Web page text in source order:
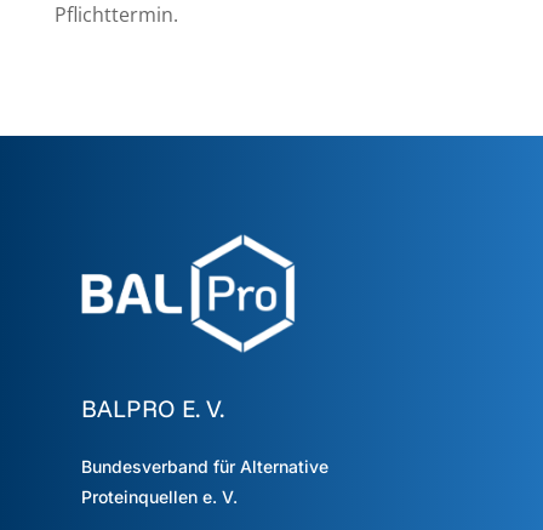
Pflichttermin.
BALPRO E. V.
Bundesverband für Alternative
Proteinquellen e. V.